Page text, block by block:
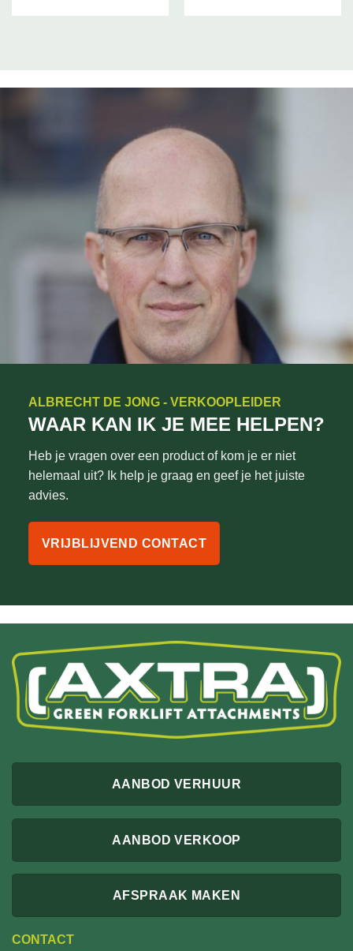
ALBRECHT DE JONG - VERKOOPLEIDER
WAAR KAN IK JE MEE HELPEN?
Heb je vragen over een product of kom je er niet
helemaal uit? Ik help je graag en geef je het juiste
advies.
VRIJBLIJVEND CONTACT
AANBOD VERHUUR
AANBOD VERKOOP
AFSPRAAK MAKEN
CONTACT